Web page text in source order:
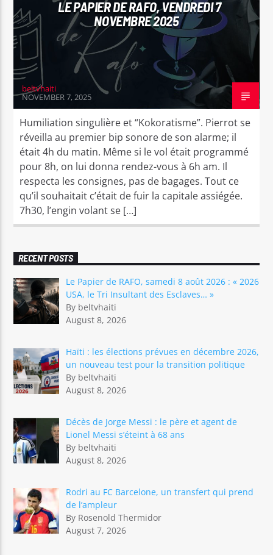
LE PAPIER DE RAFO, VENDREDI 7
NOVEMBRE 2025
beltvhaiti
NOVEMBER 7, 2025
Humiliation singulière et “Kokoratisme”. Pierrot se
réveilla au premier bip sonore de son alarme; il
était 4h du matin. Même si le vol était programmé
pour 8h, on lui donna rendez-vous à 6h am. Il
respecta les consignes, pas de bagages. Tout ce
qu’il souhaitait c’était de fuir la capitale assiégée.
7h30, l’engin volant se […]
RECENT POSTS
Le Papier de RAFO, samedi 8 août 2026 : « 2026
USA, le Tri Insultant des Esclaves… »
By beltvhaiti
August 8, 2026
Haïti : les élections prévues en décembre 2026,
un nouveau test pour la transition politique
By beltvhaiti
August 8, 2026
Décès de Jorge Messi : le père et agent de
Lionel Messi s’éteint à 68 ans
By beltvhaiti
August 8, 2026
Rodri au FC Barcelone, un transfert qui prend
de l’ampleur
By Rosenold Thermidor
August 7, 2026